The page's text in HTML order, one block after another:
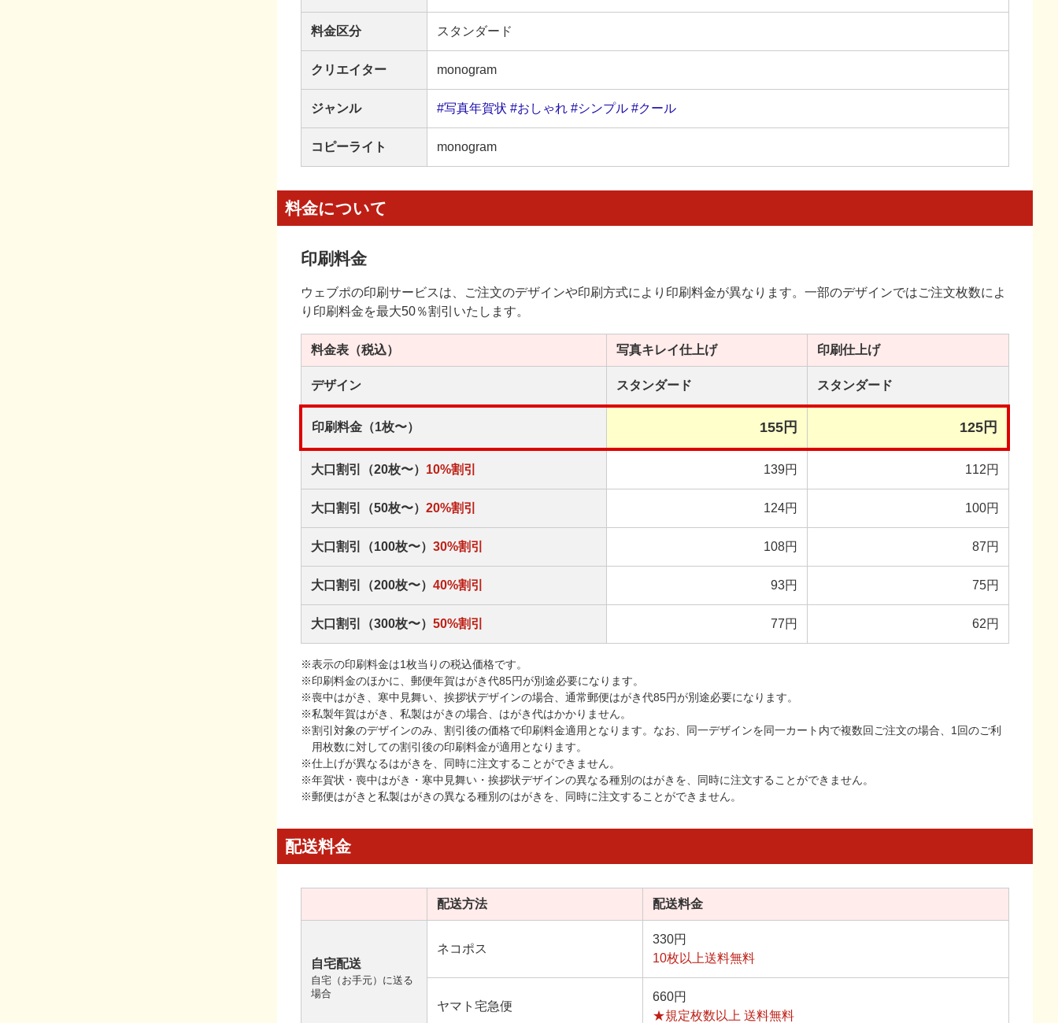
料金区分 スタンダード
クリエイター monogram
ジャンル #写真年賀状 #おしゃれ #シンプル #クール
コピーライト monogram
料金について
印刷料金
ウェブポの印刷サービスは、ご注文のデザインや印刷方式により印刷料金が異なります。一部のデザインではご注文枚数によ
り印刷料金を最大50％割引いたします。
料金表 （税込） 写真キレイ仕上げ 印刷仕上げ
デザイン スタンダード スタンダード
印刷料金（1枚〜） 155円 125円
大口割引（20枚〜） 10%割引 139円 112円
大口割引（50枚〜） 20%割引 124円 100円
大口割引（100枚〜） 30%割引 108円 87円
大口割引（200枚〜） 40%割引 93円 75円
大口割引（300枚〜） 50%割引 77円 62円
※表示の印刷料金は1枚当りの税込価格です。
※印刷料金のほかに、郵便年賀はがき代85円が別途必要になります。
※喪中はがき、寒中見舞い、挨拶状デザインの場合、通常郵便はがき代85円が別途必要になります。
※私製年賀はがき、私製はがきの場合、はがき代はかかりません。
※割引対象のデザインのみ、割引後の価格で印刷料金適用となります。なお、同一デザインを同一カート内で複数回ご注文の場合、1回のご利
用枚数に対しての割引後の印刷料金が適用となります。
※仕上げが異なるはがきを、同時に注文することができません。
※年賀状・喪中はがき・寒中見舞い・挨拶状デザインの異なる種別のはがきを、同時に注文することができません。
※郵便はがきと私製はがきの異なる種別のはがきを、同時に注文することができません。
配送料金
配送方法 配送料金
自宅配送
自宅（お手元）に送る
場合
ネコポス
330円
10枚以上送料無料
ヤマト宅急便
660円
★規定枚数以上 送料無料